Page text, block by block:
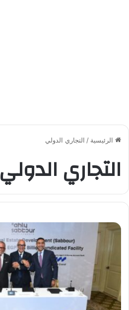
الرئيسية / التجاري الدولي
التجاري الدولي